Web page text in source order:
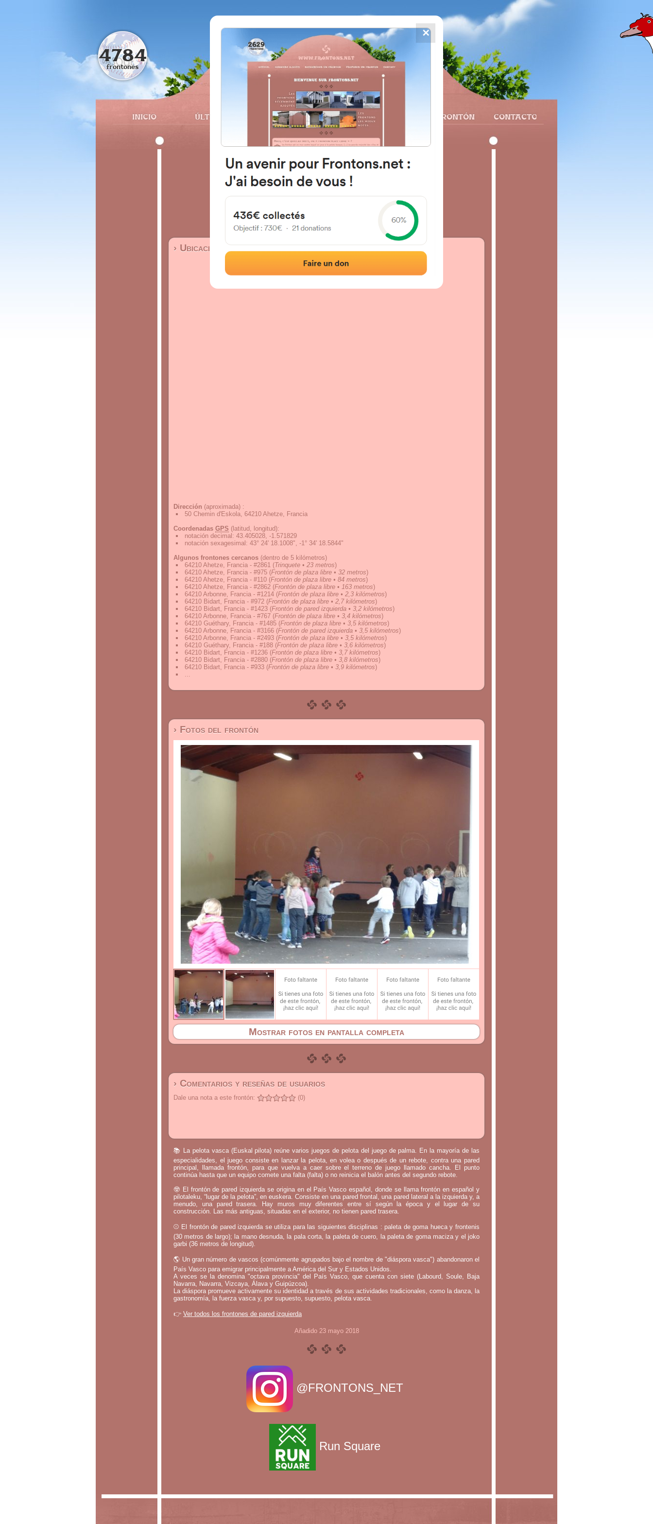
FRONTONS.NET
INICIO ÚLTIMOS BUSCAR UN FRONTÓN AÑADIR UN FRONTÓN CONTACTO
4784
frontones
64210 Ahetze, Francia
50 Chemin d'Eskola
#2491
Localización|Fotos|Comentarios y reseñas
› Ubicación del frontón
Dirección (aproximada) :
50 Chemin d'Eskola, 64210 Ahetze, Francia
Coordenadas GPS (latitud, longitud):
notación decimal : 43.405028, -1.571829
notación sexagesimal : 43° 24' 18.1008", -1° 34' 18.5844"
Algunos frontones cercanos (dentro de 5 kilómetros)
64210 Ahetze, Francia - #2861 (Trinquete • 23 metros)
64210 Ahetze, Francia - #975 (Frontón de plaza libre • 32 metros)
64210 Ahetze, Francia - #110 (Frontón de plaza libre • 84 metros)
64210 Ahetze, Francia - #2862 (Frontón de plaza libre • 163 metros)
64210 Arbonne, Francia - #1214 (Frontón de plaza libre • 2,3 kilómetros)
64210 Bidart, Francia - #972 (Frontón de plaza libre • 2,7 kilómetros)
64210 Bidart, Francia - #1423 (Frontón de pared izquierda • 3,2 kilómetros)
64210 Arbonne, Francia - #767 (Frontón de plaza libre • 3,4 kilómetros)
64210 Guéthary, Francia - #1485 (Frontón de plaza libre • 3,5 kilómetros)
64210 Arbonne, Francia - #3166 (Frontón de pared izquierda • 3,5 kilómetros)
64210 Arbonne, Francia - #2493 (Frontón de plaza libre • 3,5 kilómetros)
64210 Guéthary, Francia - #188 (Frontón de plaza libre • 3,6 kilómetros)
64210 Bidart, Francia - #1236 (Frontón de plaza libre • 3,7 kilómetros)
64210 Bidart, Francia - #2880 (Frontón de plaza libre • 3,8 kilómetros)
64210 Bidart, Francia - #933 (Frontón de plaza libre • 3,9 kilómetros)
...
› Fotos del frontón
Mostrar fotos en pantalla completa
› Comentarios y reseñas de usuarios
Dale una nota a este frontón: (0)
📚 La pelota vasca (Euskal pilota) reúne varios juegos de pelota del juego de palma. En la mayoría de las
especialidades, el juego consiste en lanzar la pelota, en volea o después de un rebote, contra una pared
principal, llamada frontón, para que vuelva a caer sobre el terreno de juego llamado cancha. El punto
continúa hasta que un equipo comete una falta (falta) o no reinicia el balón antes del segundo rebote.
🤓 El frontón de pared izquierda se origina en el País Vasco español, donde se llama frontón en español y
pilotaleku, “lugar de la pelota”, en euskera. Consiste en una pared frontal, una pared lateral a la izquierda y, a
menudo, una pared trasera. Hay muros muy diferentes entre sí según la época y el lugar de su
construcción. Las más antiguas, situadas en el exterior, no tienen pared trasera.
⚾ El frontón de pared izquierda se utiliza para las siguientes disciplinas : paleta de goma hueca y frontenis
(30 metros de largo); la mano desnuda, la pala corta, la paleta de cuero, la paleta de goma maciza y el joko
garbi (36 metros de longitud).
🌎 Un gran número de vascos (comúnmente agrupados bajo el nombre de "diáspora vasca") abandonaron el
País Vasco para emigrar principalmente a América del Sur y Estados Unidos.
A veces se la denomina "octava provincia" del País Vasco, que cuenta con siete (Labourd, Soule, Baja
Navarra, Navarra, Vizcaya, Álava y Guipúzcoa).
La diáspora promueve activamente su identidad a través de sus actividades tradicionales, como la danza, la
gastronomía, la fuerza vasca y, por supuesto, supuesto, pelota vasca.
👉 Ver todos los frontones de pared izquierda
Añadido 23 mayo 2018
@FRONTONS_NET
Run Square
✕